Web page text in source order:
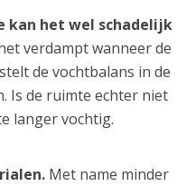
kan het wel schadelijk
verdampt wanneer de
de vochtbalans in de
Is de ruimte echter niet
langer vochtig.
Met name minder